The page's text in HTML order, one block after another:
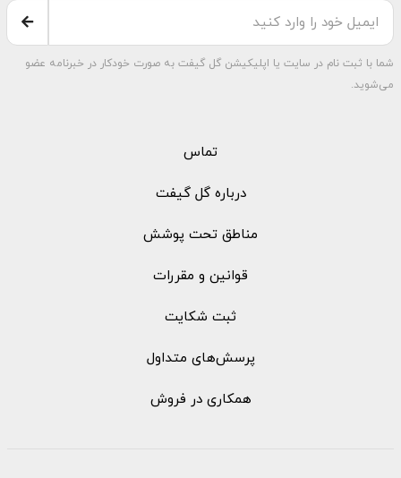
شما با ثبت نام در سایت یا اپلیکیشن گل گیفت به صورت خودکار در خبرنامه عضو
می‌شوید.
تماس
درباره گل گیفت
مناطق تحت پوشش
قوانین و مقررات
ثبت شکایت
پرسش‌های متداول
همکاری در فروش